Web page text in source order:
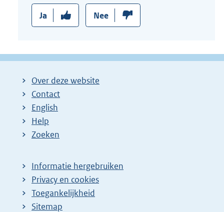
Ja Nee
Over deze website
Contact
English
Help
Zoeken
Informatie hergebruiken
Privacy en cookies
Toegankelijkheid
Sitemap